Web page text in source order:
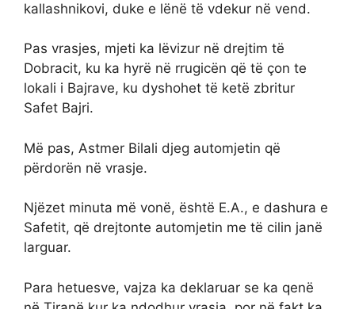
kallashnikovi, duke e lënë të vdekur në vend.
Pas vrasjes, mjeti ka lëvizur në drejtim të
Dobracit, ku ka hyrë në rrugicën që të çon te
lokali i Bajrave, ku dyshohet të ketë zbritur
Safet Bajri.
Më pas, Astmer Bilali djeg automjetin që
përdorën në vrasje.
Njëzet minuta më vonë, është E.A., e dashura e
Safetit, që drejtonte automjetin me të cilin janë
larguar.
Para hetuesve, vajza ka deklaruar se ka qenë